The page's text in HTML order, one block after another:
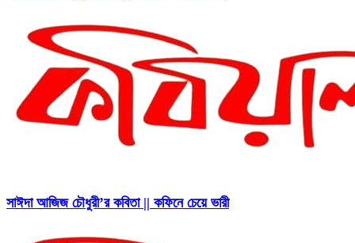
সাঈদা আজিজ চৌধুরী’র কবিতা || কফিনে চেয়ে ভারী